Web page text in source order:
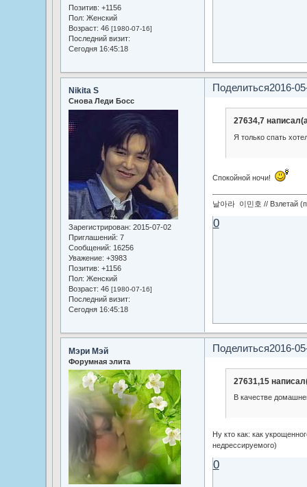
Позитив: +1156
Пол: Женский
Возраст: 46 [1980-07-16]
Последний визит:
Сегодня 16:45:18
Поделиться2016-
Nikita S
Снова Леди Босс
Зарегистрирован: 2015-07-02
Приглашений: 7
Сообщений: 16256
Уважение: +3983
Позитив: +1156
Пол: Женский
Возраст: 46 [1980-07-16]
Последний визит:
Сегодня 16:45:18
27634,7
Я только спать
Спокойной ночи!
날아라 이민호 // Взлетай
0
Поделиться2016-
Мэри Мэй
Форумная элита
27631,15
В качестве
Ну кто как: как
недрессируемого)
0